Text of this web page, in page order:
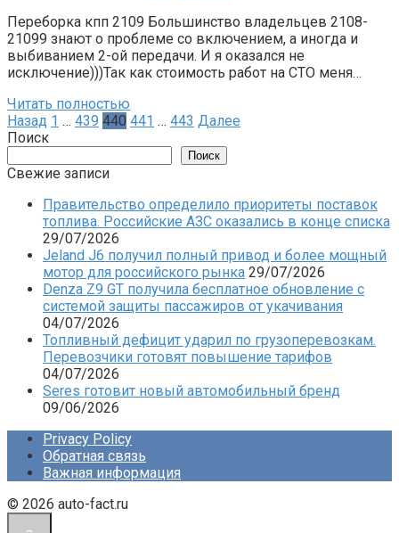
Переборка кпп 2109 Большинство владельцев 2108-
21099 знают о проблеме со включением, а иногда и
выбиванием 2-ой передачи. И я оказался не
исключение)))Так как стоимость работ на СТО меня…
Читать полностью
Пагинация
записей
Назад 1 … 439 440 441 … 443 Далее
Поиск
Поиск
Свежие записи
Правительство определило приоритеты поставок
топлива. Российские АЗС оказались в конце списка
29/07/2026
Jeland J6 получил полный привод и более мощный
мотор для российского рынка 29/07/2026
Denza Z9 GT получила бесплатное обновление с
системой защиты пассажиров от укачивания
04/07/2026
Топливный дефицит ударил по грузоперевозкам.
Перевозчики готовят повышение тарифов
04/07/2026
Seres готовит новый автомобильный бренд
09/06/2026
Privacy Policy
Обратная связь
Важная информация
© 2026 auto-fact.ru